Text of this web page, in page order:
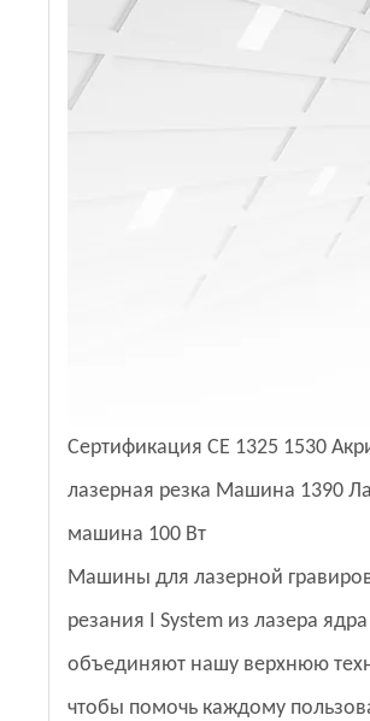
Сертификация CE 1325 1530
лазерная резка Машина 1390
машина 100 Вт
Машины для лазерной
резания I System из лазера ядра
объединяют нашу верхнюю
чтобы помочь каждому